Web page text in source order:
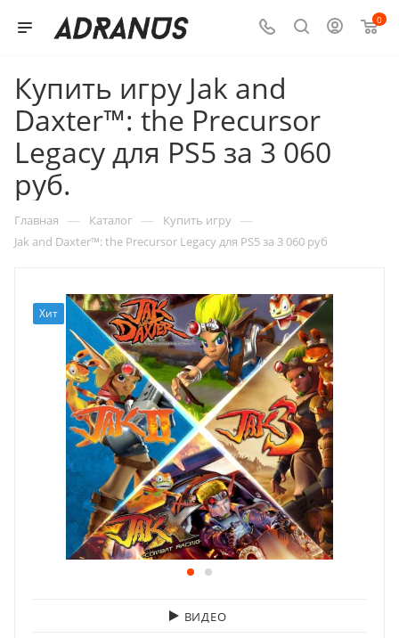
0
Купить игру Jak and
Daxter™: the Precursor
Legacy для PS5 за 3 060
руб.
Главная — Каталог — Купить игру —
Jak and Daxter™: the Precursor Legacy для PS5 за 3 060 руб
Хит
ВИДЕО